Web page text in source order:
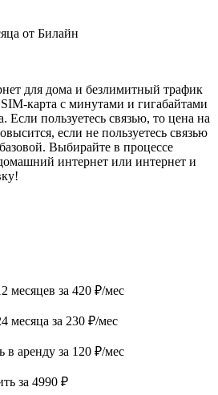
от Билайн
для дома и безлимитный трафик
карта с минутами и гигабайтами
Если пользуетесь связью, то цена на
если не пользуетесь связью
Выбирайте в процессе
интернет или интернет и
месяцев за 420 ₽/мес
месяца за 230 ₽/мес
в аренду за 120 ₽/мес
за 4990 ₽